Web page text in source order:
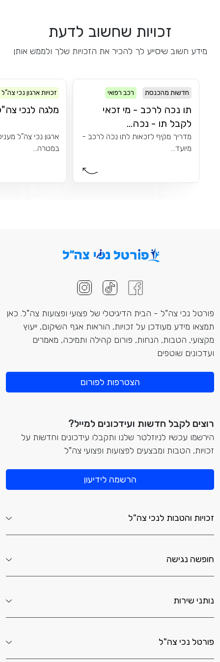
זכויות שחשוב לדעת
מידע חשוב שיסייע לך להכיר את הזכויות שלך ולממש אותן
חדשות מהכנסת רכב רפואי
תו נכה לרכב - מי זכאי
לקבל תו - נכה...
מדריך מקיף לזכאות לתו נכה לרכב -
מיועד...
זכויות ארגון נכי צה"ל
מלגה לנכי
ארגון נכי צה"ל
במטרה...
פורטל נכי צה"ל - הבית הדיגיטלי של פצועי ופצועות צה"ל. כאן
תמצאו מידע מעודכן על זכויות, הוראות אגף השיקום, ייעוץ
מקצועי, הטבות, הנחות, פורום קהילה ותמיכה, מאמרים
ועדכונים שוטפים
הצטרפות לפורום
רוצים לקבל חדשות ועידכונים למייל?
הירשמו עכשיו לניוזלטר שלנו ותקבלו עידכונים וחדשות על
זכויות, הטבות ומבצעים לפצועות ופצועי צה"ל
הרשמה לידיעון
זכויות והטבות לנכי צה"ל
חופשה נגישה
נותני שירות
פורטל נכי צה"ל